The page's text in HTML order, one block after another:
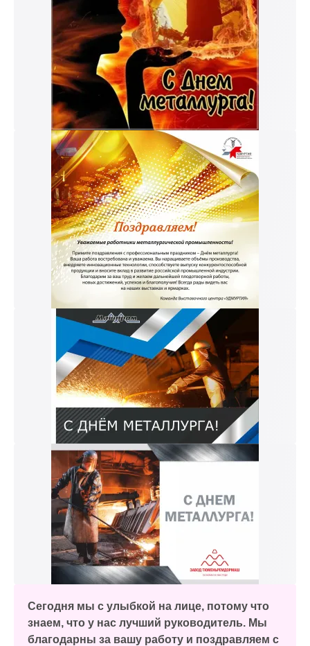
Сегодня мы с улыбкой на лице, потому что
знаем, что у нас лучший руководитель. Мы
благодарны за вашу работу и поздравляем с